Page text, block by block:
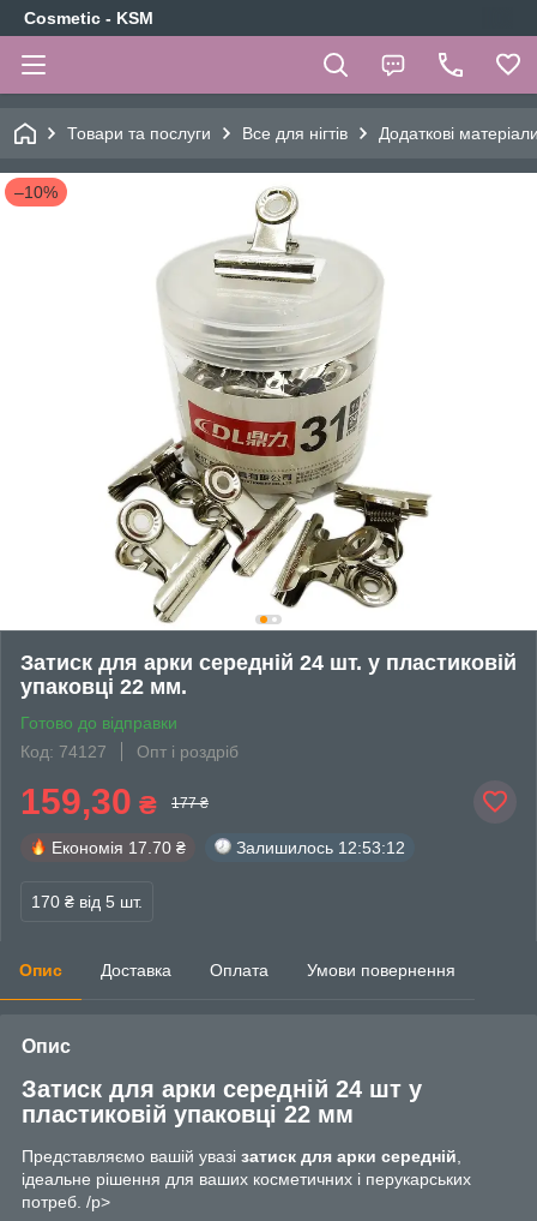
Cosmetic - KSM
Товари та послуги Все для нігтів Додаткові
–10%
Затиск для арки середній 24 шт. у пластиковій
упаковці 22 мм.
Готово до відправки
Код: 74127
Опт і роздріб
159,30 ₴ 177 ₴
Економія 17.70 ₴ Залишилось 12:53:12
170 ₴ від 5 шт.
Опис Доставка Оплата Умови повернення
Опис
Затиск для арки середній 24 шт у
пластиковій упаковці 22 мм
Представляємо вашій увазі затиск для арки середній,
ідеальне рішення для ваших косметичних і перукарських
потреб. /p>